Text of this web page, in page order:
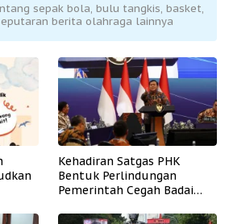
sepak bola, bulu tangkis, basket,
berita olahraga lainnya
Kehadiran Satgas PHK
Bentuk Perlindungan
Pemerintah Cegah Badai